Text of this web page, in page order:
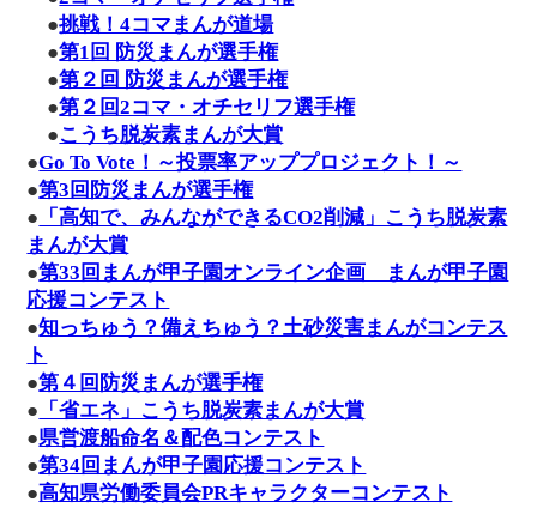
●挑戦！4コマまんが道場
●第1回 防災まんが選手権
●第２回 防災まんが選手権
●第２回2コマ・オチセリフ選手権
●こうち脱炭素まんが大賞
●Go To Vote！～投票率アッププロジェクト！～
●第3回防災まんが選手権
● 「高知で、みんなができるCO2削減」こうち脱炭素
まんが大賞
●第33回まんが甲子園オンライン企画 まんが甲子園
応援コンテスト
●知っちゅう？備えちゅう？土砂災害まんがコンテス
ト
●第４回防災まんが選手権
● 「省エネ」こうち脱炭素まんが大賞
●県営渡船命名＆配色コンテスト
●第34回まんが甲子園応援コンテスト
●高知県労働委員会PRキャラクターコンテスト